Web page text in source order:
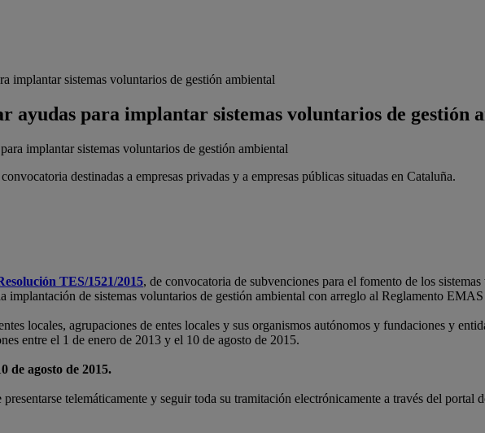
implantar sistemas voluntarios de gestión ambiental
ayudas para implantar sistemas voluntarios de gestión
destinadas a empresas privadas y a empresas públicas situadas en Cataluña.
TES/1521/2015, de convocatoria de subvenciones para el fomento de los
implantación de sistemas voluntarios de gestión ambiental con arreglo al Reglamento
locales, agrupaciones de entes locales y sus organismos autónomos y fundaciones y
entre el 1 de enero de 2013 y el 10 de agosto de 2015.
de agosto de 2015.
telemáticamente y seguir toda su tramitación electrónicamente a través del